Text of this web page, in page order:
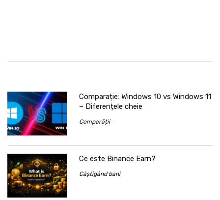
Comparație: Windows 10 vs Windows 11
– Diferențele cheie
Comparății
Ce este Binance Earn?
Câștigând bani